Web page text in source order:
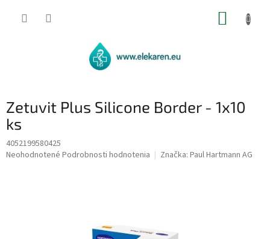
Zetuvit Plus Silicone Border - 1x10
ks
4052199580425
Priemerné
Neohodnotené Podrobnosti hodnotenia Značka: Paul Hartmann AG